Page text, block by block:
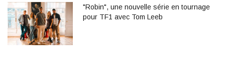
"Robin", une nouvelle série en tournage
pour TF1 avec Tom Leeb